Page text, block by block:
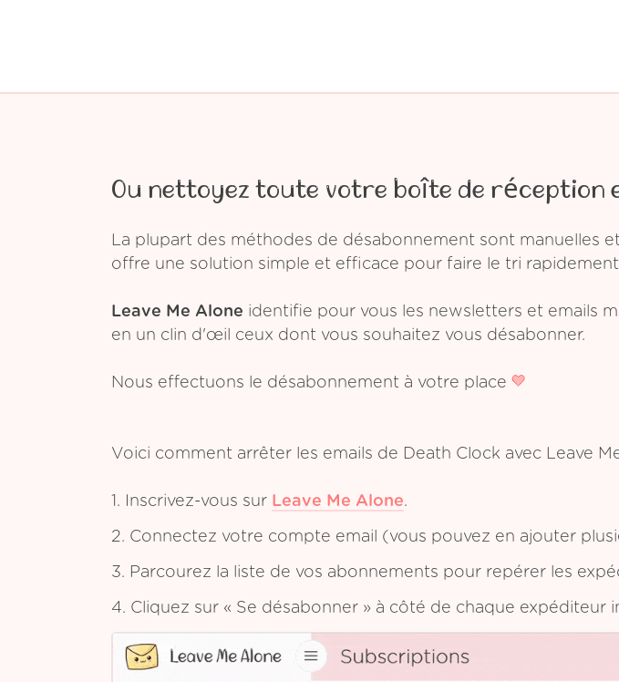
Ou nettoyez toute votre boîte de réception
La plupart des méthodes de désabonnement sont manuelles
offre une solution simple et efficace pour faire le tri
Leave Me Alone identifie pour vous les newsletters et emails
en un clin d'œil ceux dont vous souhaitez vous désabonner.
Nous effectuons le désabonnement à votre place
Voici comment arrêter les emails de Death Clock avec Leave
1. Inscrivez-vous sur Leave Me Alone.
2. Connectez votre compte email (vous pouvez en ajouter
3. Parcourez la liste de vos abonnements pour repérer les
4. Cliquez sur « Se désabonner » à côté de chaque expéditeur